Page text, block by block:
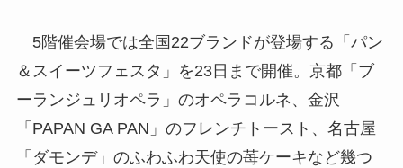
5階催会場では全国22ブランドが登場する「パン
＆スイーツフェスタ」を23日まで開催。京都「ブ
ーランジュリオペラ」のオペラコルネ、金沢
「PAPAN GA PAN」のフレンチトースト、名古屋
「ダモンデ」のふわふわ天使の苺ケーキなど幾つ